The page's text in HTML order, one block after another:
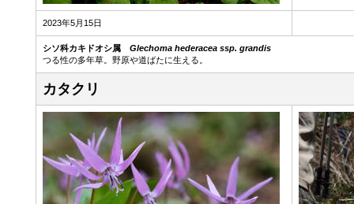
2023年5月15日
シソ科カキドオシ属 Glechoma hederacea ssp. grandis
つる性の多年草。野原や道ばたに生える。
カタクリ